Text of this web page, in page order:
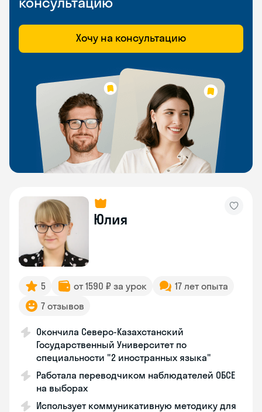
Хочу на консультацию
Юлия
5 от 1590 ₽ за урок
17 лет опыта
7 отзывов
Окончила Северо-Казахстанский
Государственный Университет по
специальности "2 иностранных языка"
Работала переводчиком наблюдателей ОБСЕ
на выборах
Использует коммуникативную методику для